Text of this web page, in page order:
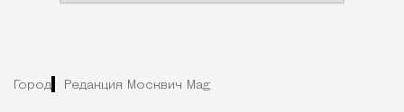
Город Редакция Москвич Mag